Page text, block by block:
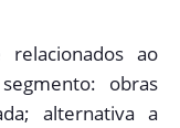
ao
obras
alternativa a